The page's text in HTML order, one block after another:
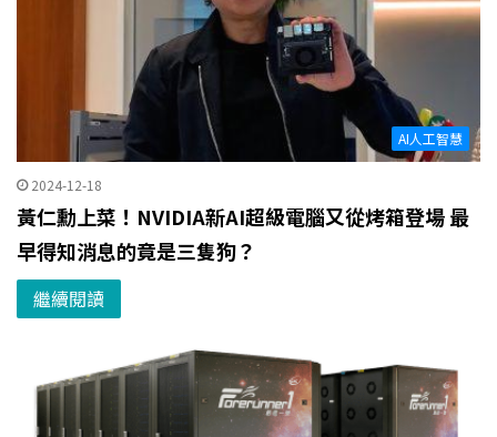
AI人工智慧
2024-12-18
黃仁勳上菜！NVIDIA新AI超級電腦又從烤箱登場 最
早得知消息的竟是三隻狗？
繼續閱讀